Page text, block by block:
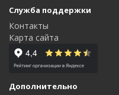
Служба поддержки
Контакты
Карта сайта
Дополнительно